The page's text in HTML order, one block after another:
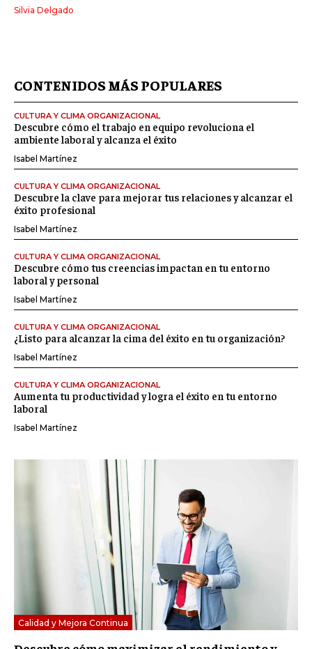
Silvia Delgado
CONTENIDOS MÁS POPULARES
CULTURA Y CLIMA ORGANIZACIONAL
Descubre cómo el trabajo en equipo revoluciona el
ambiente laboral y alcanza el éxito
Isabel Martínez
CULTURA Y CLIMA ORGANIZACIONAL
Descubre la clave para mejorar tus relaciones y alcanzar el
éxito profesional
Isabel Martínez
CULTURA Y CLIMA ORGANIZACIONAL
Descubre cómo tus creencias impactan en tu entorno
laboral y personal
Isabel Martínez
CULTURA Y CLIMA ORGANIZACIONAL
¿Listo para alcanzar la cima del éxito en tu organización?
Isabel Martínez
CULTURA Y CLIMA ORGANIZACIONAL
Aumenta tu productividad y logra el éxito en tu entorno
laboral
Isabel Martínez
Calidad y Mejora Continua